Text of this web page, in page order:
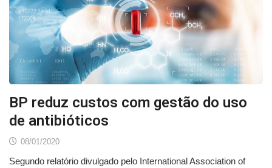
BP reduz custos com gestão do uso
de antibióticos
08/01/2020
Segundo relatório divulgado pelo International Association of